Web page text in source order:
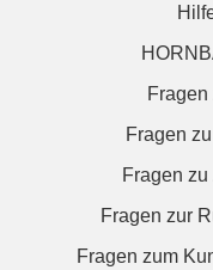
Fragen
Fragen
Fragen zur
Fragen zum